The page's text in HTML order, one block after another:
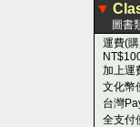
▼
圖書
運費(
加上運
文化幣
台灣
全支付